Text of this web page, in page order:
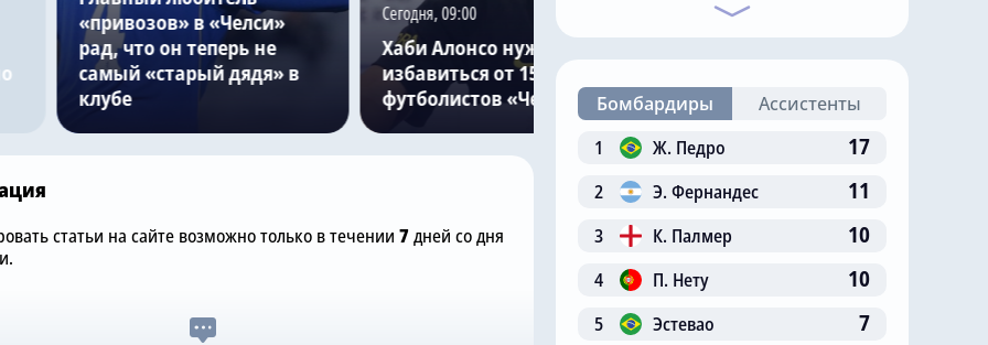
«привозов» в «Челси»
рад, что он теперь не
самый «старый дядя» в
клубе
Сегодня, 09:00
Хаби Алонсо нужно
избавиться от 15
футболистов «Челси»
Новичок «Челси» радуется
клубе
статьи на сайте возможно только в течении 7дней со дня
Бомбардиры
Ассистенты
1
Ж. Педро 17
2 Э. Фернандес 11
3 К. Палмер 10
4 П. Нету 10
5 Эстевао 7